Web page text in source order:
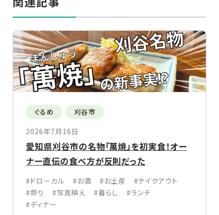
ぐるめ
刈谷市
2026年7月16日
愛知県刈谷市の名物「萬焼」を初実食！オー
ナー直伝の食べ方が反則だった
#ドローカル #お酒 #お土産
#テイクアウト
#祭り
#写真映え #暮らし
#ランチ
#ディナー